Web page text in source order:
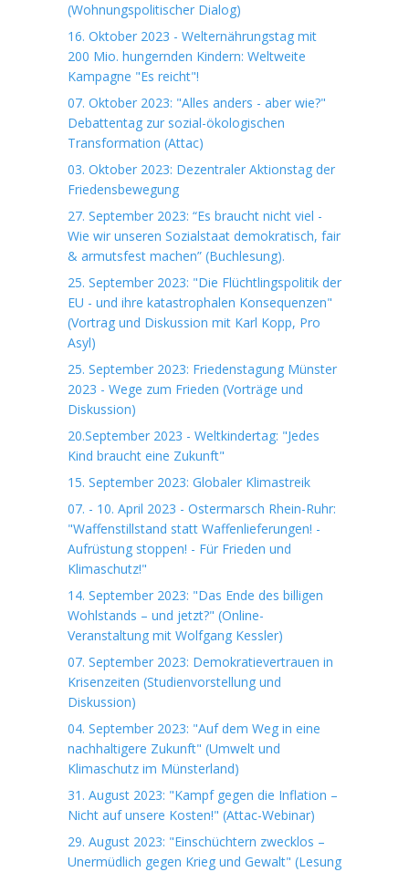
(Wohnungspolitischer Dialog)
16. Oktober 2023 - Welternährungstag mit
200 Mio. hungernden Kindern: Weltweite
Kampagne "Es reicht"!
07. Oktober 2023: "Alles anders - aber wie?"
Debattentag zur sozial-ökologischen
Transformation (Attac)
03. Oktober 2023: Dezentraler Aktionstag der
Friedensbewegung
27. September 2023: “Es braucht nicht viel -
Wie wir unseren Sozialstaat demokratisch, fair
& armutsfest machen” (Buchlesung).
25. September 2023: "Die Flüchtlingspolitik der
EU - und ihre katastrophalen Konsequenzen"
(Vortrag und Diskussion mit Karl Kopp, Pro
Asyl)
25. September 2023: Friedenstagung Münster
2023 - Wege zum Frieden (Vorträge und
Diskussion)
20.September 2023 - Weltkindertag: "Jedes
Kind braucht eine Zukunft"
15. September 2023: Globaler Klimastreik
07. - 10. April 2023 - Ostermarsch Rhein-Ruhr:
"Waffenstillstand statt Waffenlieferungen! -
Aufrüstung stoppen! - Für Frieden und
Klimaschutz!"
14. September 2023: "Das Ende des billigen
Wohlstands – und jetzt?" (Online-
Veranstaltung mit Wolfgang Kessler)
07. September 2023: Demokratievertrauen in
Krisenzeiten (Studienvorstellung und
Diskussion)
04. September 2023: "Auf dem Weg in eine
nachhaltigere Zukunft" (Umwelt und
Klimaschutz im Münsterland)
31. August 2023: "Kampf gegen die Inflation –
Nicht auf unsere Kosten!" (Attac-Webinar)
29. August 2023: "Einschüchtern zwecklos –
Unermüdlich gegen Krieg und Gewalt" (Lesung